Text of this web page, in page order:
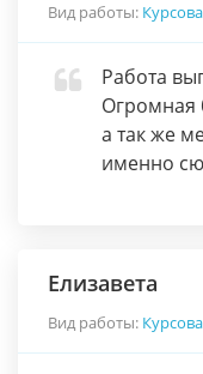
Вид работы:
Работа
Огромная
а так же
именно
Елизавета
Вид работы: